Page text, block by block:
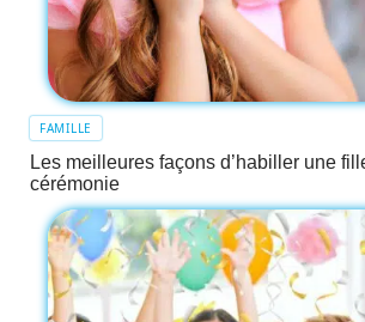
FAMILLE
Les meilleures façons d’habiller une
cérémonie